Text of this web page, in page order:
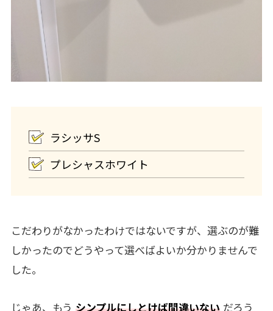
ラシッサS
プレシャスホワイト
こだわりがなかったわけではないですが、選ぶのが難
しかったのでどうやって選べばよいか分かりませんで
した。
じゃあ、もう シンプルにしとけば間違いない だろう